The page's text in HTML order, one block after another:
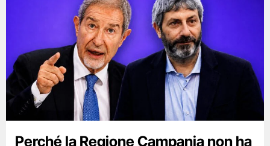
Perché la Regione Campania non ha